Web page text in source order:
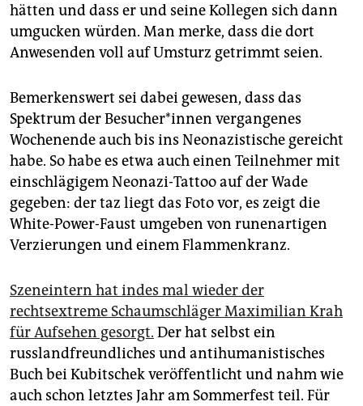
hätten und dass er und seine Kollegen sich dann
umgucken würden. Man merke, dass die dort
Anwesenden voll auf Umsturz getrimmt seien.
Bemerkenswert sei dabei gewesen, dass das
Spektrum der Be­su­che­r*in­nen vergangenes
Wochenende auch bis ins Neonazistische gereicht
habe. So habe es etwa auch einen Teilnehmer mit
einschlägigem Neonazi-Tattoo auf der Wade
gegeben: der taz liegt das Foto vor, es zeigt die
White-Power-Faust umgeben von runenartigen
Verzierungen und einem Flammenkranz.
Szeneintern hat indes mal wieder der
rechtsextreme Schaumschläger Maximilian Krah
für Aufsehen gesorgt. Der hat selbst ein
russlandfreundliches und antihumanistisches
Buch bei Kubitschek veröffentlicht und nahm wie
auch schon letztes Jahr am Sommerfest teil. Für